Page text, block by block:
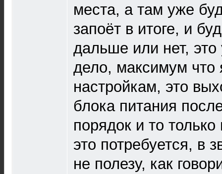
места, а там уже
запоёт в итоге, и
дальше или нет,
дело, максимум что
настройкам, это
блока питания
порядок и то
это потребуется, в
не полезу, как